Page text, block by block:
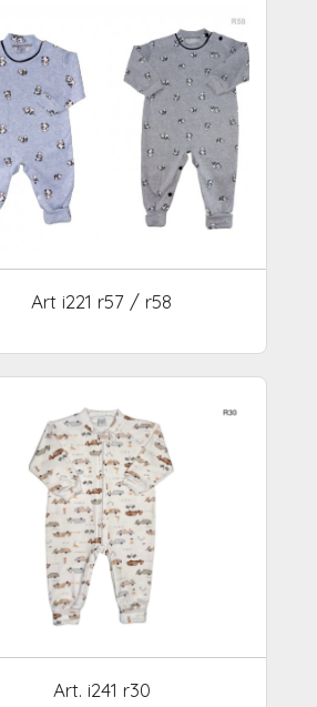
Art i221 r57 / r58
Art. i241 r30